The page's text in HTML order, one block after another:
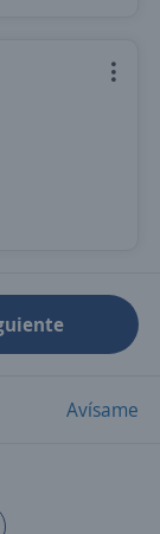
Avísame